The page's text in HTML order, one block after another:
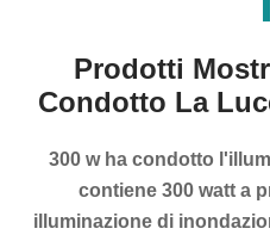
Prodotti
Condotto La
300 w ha condotto
contiene 300 watt a
illuminazione di